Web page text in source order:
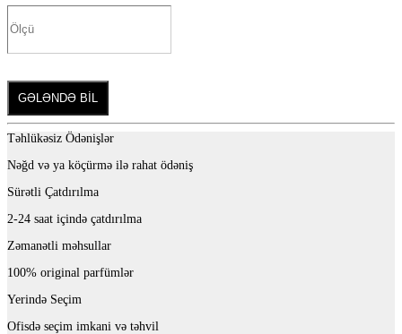
GƏLƏNDƏ BİL
Təhlükəsiz Ödənişlər
Nəğd və ya köçürmə ilə rahat ödəniş
Sürətli Çatdırılma
2-24 saat içində çatdırılma
Zəmanətli məhsullar
100% original parfümlər
Yerində Seçim
Ofisdə seçim imkani və təhvil